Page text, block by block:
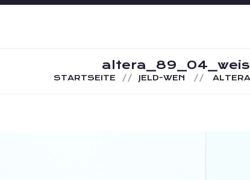
STARTSEITE JELD-WEN